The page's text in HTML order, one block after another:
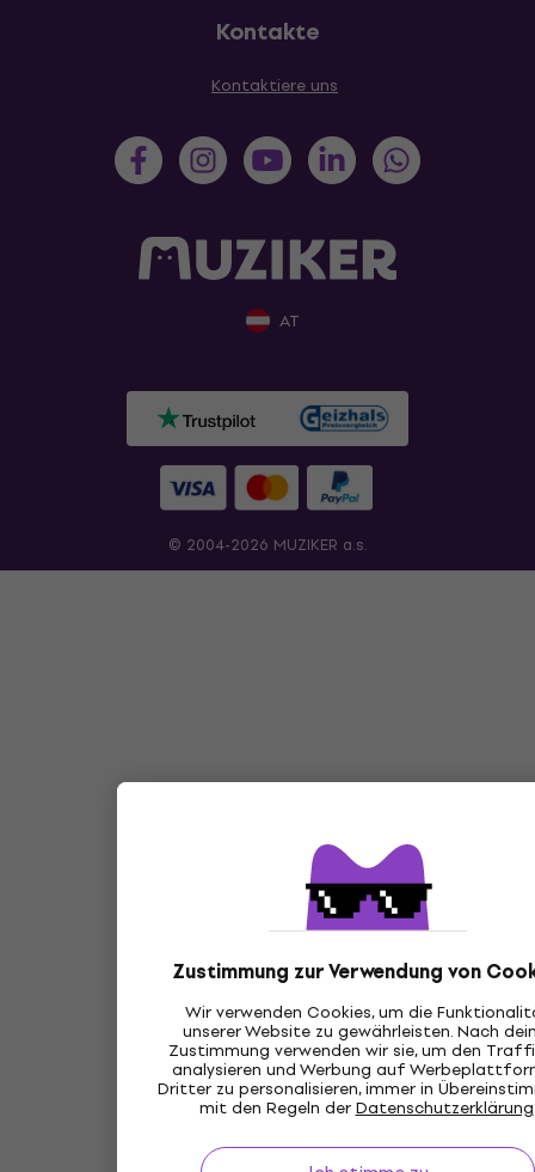
Zustimmung zur Verwendung von
Wir verwenden Cookies, um die
unserer Website zu gewährleisten. Nach
Zustimmung verwenden wir sie, um den
analysieren und Werbung auf
Dritter zu personalisieren, immer in
mit den Regeln derDatenschutzerklärung
Kontakte
Kontaktiere uns
AT
© 2004-2026 MUZIKER a.s.